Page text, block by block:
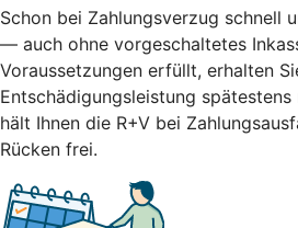
Schon bei Zahlungsverzug schnell
— auch ohne vorgeschaltetes
Voraussetzungen erfüllt, erhalten
Entschädigungsleistung
hält Ihnen die R+V bei
Rücken frei.